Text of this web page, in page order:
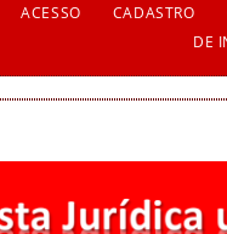
ACESSO CADASTRO
DE